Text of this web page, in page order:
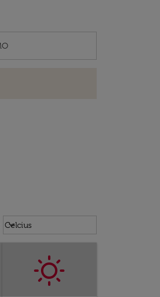
Weather unit option Celcius
Celcius
keyboard_arrow_down